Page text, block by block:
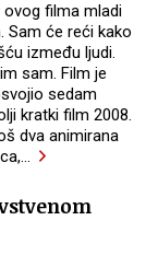
ovog filma mladi
Sam će reći kako
između ljudi.
sam. Film je
sedam
kratki film 2008.
dva animirana
…